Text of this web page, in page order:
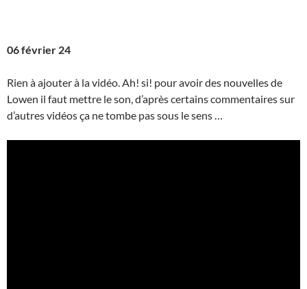
06 février 24
Rien à ajouter à la vidéo. Ah! si! pour avoir des nouvelles de
Lowen il faut mettre le son, d’après certains commentaires sur
d’autres vidéos ça ne tombe pas sous le sens …